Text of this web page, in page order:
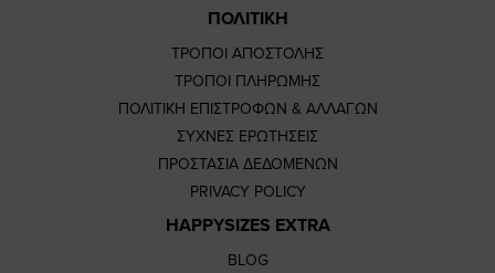
ΠΟΛΙΤΙΚΗ
ΤΡΟΠΟΙ ΑΠΟΣΤΟΛΗΣ
ΤΡΟΠΟΙ ΠΛΗΡΩΜΗΣ
ΠΟΛΙΤΙΚΗ ΕΠΙΣΤΡΟΦΩΝ & ΑΛΛΑΓΩΝ
ΣΥΧΝΕΣ ΕΡΩΤΗΣΕΙΣ
ΠΡΟΣΤΑΣΙΑ ΔΕΔΟΜΕΝΩΝ
PRIVACY POLICY
HAPPYSIZES EXTRA
BLOG